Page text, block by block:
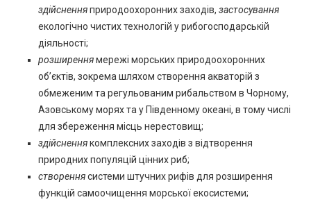
здійсненняприродоохоронних заходів, застосування
екологічно чистих технологій у рибогосподарській
діяльності;
розширеннямережі морських природоохоронних
об’єктів, зокрема шляхом створення акваторій з
обмеженим та регульованим рибальством в Чорному,
Азовському морях та у Південному океані, в тому числі
для збереження місць нерестовищ;
здійсненнякомплексних заходів з відтворення
природних популяцій цінних риб;
створеннясистеми штучних рифів для розширення
функцій самоочищення морської екосистеми;